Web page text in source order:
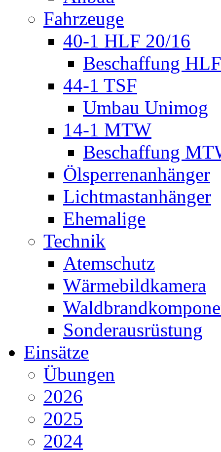
Fahrzeuge
40-1 HLF 20/16
Beschaffung HLF
44-1 TSF
Umbau Unimog
14-1 MTW
Beschaffung
Ölsperrenanhänger
Lichtmastanhänger
Ehemalige
Technik
Atemschutz
Wärmebildkamera
Sonderausrüstung
Einsätze
Übungen
2026
2025
2024